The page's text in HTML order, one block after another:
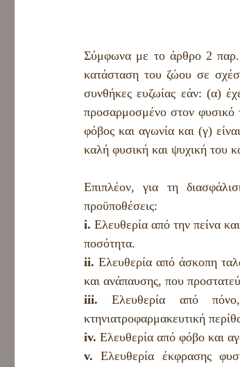
Σύμφωνα με το άρθρο 2 παρ.
κατάσταση του ζώου σε
συνθήκες ευζωίας εάν: (α)
προσαρμοσμένο στον φυσικό
φόβος και αγωνία και (γ)
καλή φυσική και ψυχική του
Επιπλέον, για τη
προϋποθέσεις:
i. Ελευθερία από την πείνα
ποσότητα.
ii. Ελευθερία από άσκοπη
και ανάπαυσης, που
iii. Ελευθερία από
κτηνιατροφαρμακευτική
iv. Ελευθερία από φόβο και
v. Ελευθερία έκφρασης